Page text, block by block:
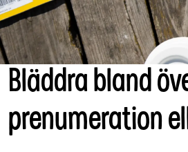
Bläddra bland
prenumeration